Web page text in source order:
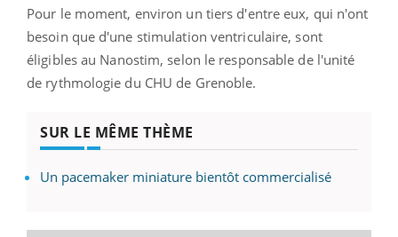
Pour le moment, environ un tiers d'entre eux, qui n'ont
besoin que d'une stimulation ventriculaire, sont
éligibles au Nanostim, selon le responsable de l'unité
de rythmologie du CHU de Grenoble.
SUR LE MÊME THÈME
Un pacemaker miniature bientôt commercialisé